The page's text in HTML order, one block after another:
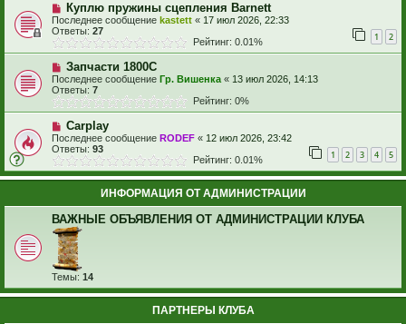
Куплю пружины сцепления Barnett
Последнее сообщение kastett « 17 июл 2026, 22:33
Ответы: 27 1 2
Рейтинг: 0.01%
Запчасти 1800С
Последнее сообщение Гр. Вишенка « 13 июл 2026, 14:13
Ответы: 7
Рейтинг: 0%
Carplay
Последнее сообщение RODEF « 12 июл 2026, 23:42
Ответы: 93 1 2 3 4 5
Рейтинг: 0.01%
ИНФОРМАЦИЯ ОТ АДМИНИСТРАЦИИ
ВАЖНЫЕ ОБЪЯВЛЕНИЯ ОТ АДМИНИСТРАЦИИ КЛУБА
Темы: 14
ПАРТНЕРЫ КЛУБА